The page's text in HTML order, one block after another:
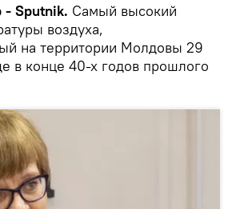
Sputnik. Самый высокий
воздуха,
на территории Молдовы 29
в конце 40-х годов прошлого